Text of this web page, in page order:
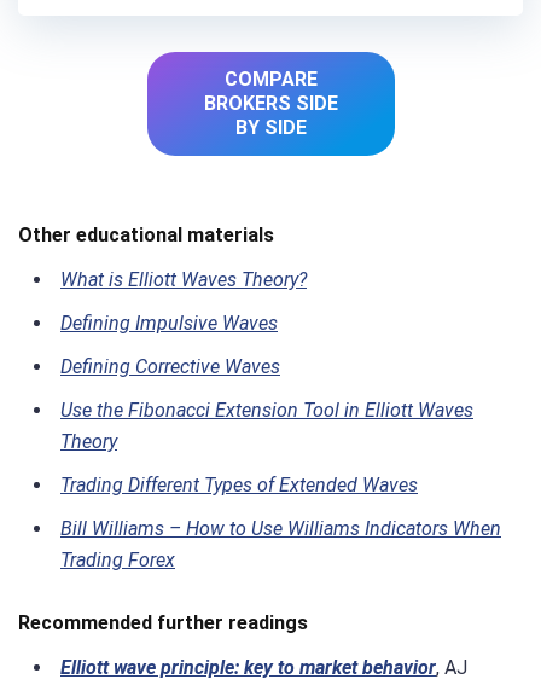
COMPARE
BROKERS SIDE
BY SIDE
Other educational materials
What is Elliott Waves Theory?
Defining Impulsive Waves
Defining Corrective Waves
Use the Fibonacci Extension Tool in Elliott Waves
Theory
Trading Different Types of Extended Waves
Bill Williams – How to Use Williams Indicators When
Trading Forex
Recommended further readings
Elliott wave principle: key to market behavior, AJ